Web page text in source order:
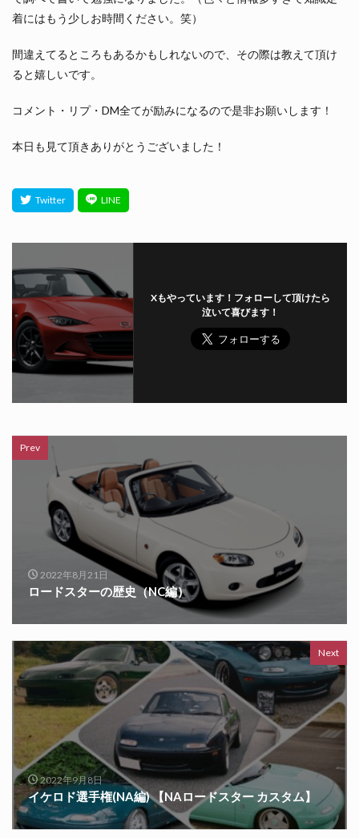
着にはもう少しお時間ください。笑）
間違えてるところもあるかもしれないので、その際は教えて頂け
ると嬉しいです。
コメント・リプ・DM全てが励みになるので是非お願いします！
本日も見て頂きありがとうございました！
Xもやっています！フォローして頂けたら
泣いて喜びます！
Prev
2022年8月21日
ロードスターの歴史（NC編）
Next
2022年9月8日
イケロド選手権(NA編) 【NAロードスター カスタム】